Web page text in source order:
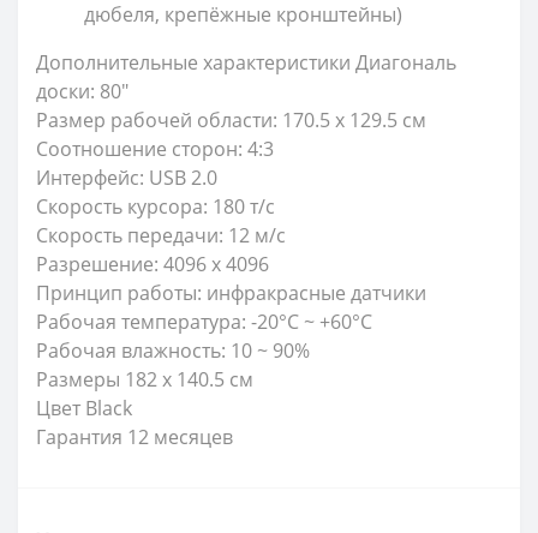
дюбеля, крепёжные кронштейны)
Дополнительные характеристики Диагональ
доски: 80"
Размер рабочей области: 170.5 х 129.5 см
Соотношение сторон: 4:3
Интерфейс: USB 2.0
Скорость курсора: 180 т/с
Скорость передачи: 12 м/с
Разрешение: 4096 x 4096
Принцип работы: инфракрасные датчики
Рабочая температура: -20°C ~ +60°C
Рабочая влажность: 10 ~ 90%
Размеры 182 х 140.5 см
Цвет Black
Гарантия 12 месяцев